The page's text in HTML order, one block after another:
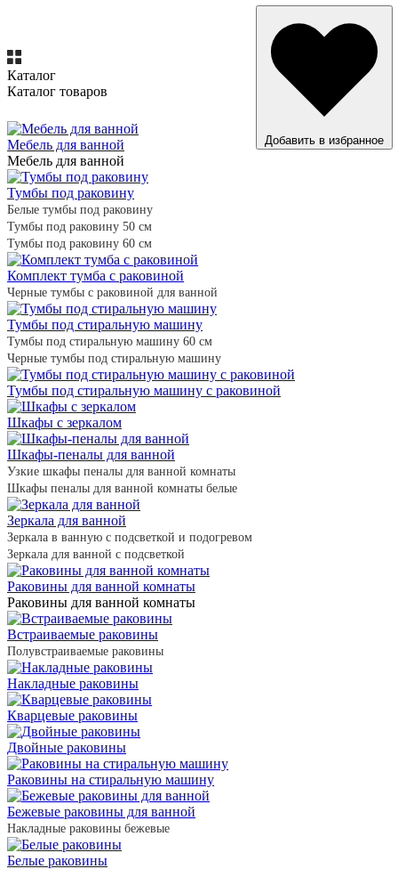
Каталог
Каталог товаров
ВСЕ ТОВАРЫ
Мебель для ванной
Мебель для ванной
Тумбы под раковину
Белые тумбы под раковину
Тумбы под раковину 50 см
Тумбы под раковину 60 см
Комплект тумба с раковиной
Черные тумбы с раковиной для ванной
Тумбы под стиральную машину
Тумбы под стиральную машину 60 см
Черные тумбы под стиральную машину
Тумбы под стиральную машину с раковиной
Шкафы с зеркалом
Шкафы-пеналы для ванной
Узкие шкафы пеналы для ванной комнаты
Шкафы пеналы для ванной комнаты белые
Зеркала для ванной
Зеркала в ванную с подсветкой и подогревом
Зеркала для ванной с подсветкой
Раковины для ванной комнаты
Раковины для ванной комнаты
Встраиваемые раковины
Полувстраиваемые раковины
Накладные раковины
Кварцевые раковины
Двойные раковины
Раковины на стиральную машину
Бежевые раковины для ванной
Накладные раковины бежевые
Белые раковины
Добавить в избранное